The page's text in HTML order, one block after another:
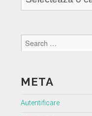
META
Autentificare